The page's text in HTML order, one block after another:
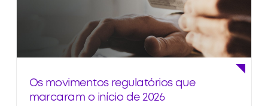
Os movimentos regulatórios que
marcaram o início de 2026